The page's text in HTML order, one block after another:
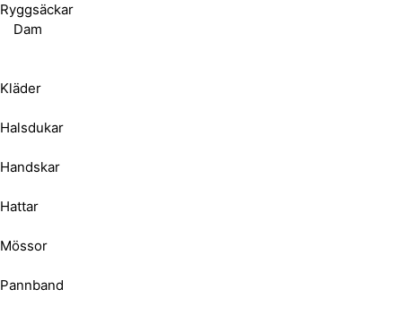
Ryggsäckar
Dam
Kläder
Halsdukar
Handskar
Hattar
Mössor
Pannband